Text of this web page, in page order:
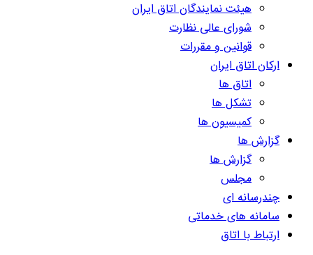
هیئت نمایندگان اتاق ایران
شورای عالی نظارت
قوانین و مقررات
ارکان اتاق ایران
اتاق ها
تشکل ها
کمیسیون ها
گزارش ها
گزارش ها
مجلس
چندرسانه ای
سامانه های خدماتی
ارتباط با اتاق